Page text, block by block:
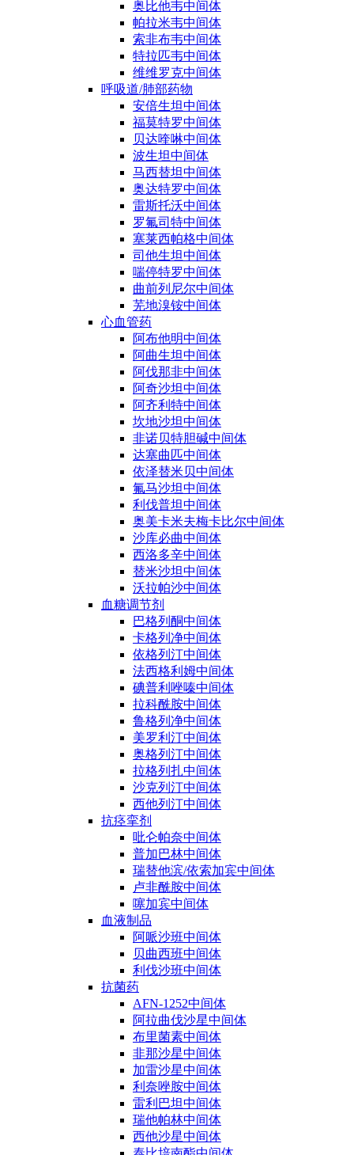
奥比他韦中间体
帕拉米韦中间体
索非布韦中间体
特拉匹韦中间体
维维罗克中间体
呼吸道/肺部药物
安倍生坦中间体
福莫特罗中间体
贝达喹啉中间体
波生坦中间体
马西替坦中间体
奥达特罗中间体
雷斯托沃中间体
罗氟司特中间体
塞莱西帕格中间体
司他生坦中间体
喘停特罗中间体
曲前列尼尔中间体
芜地溴铵中间体
心血管药
阿布他明中间体
阿曲生坦中间体
阿伐那非中间体
阿奇沙坦中间体
阿齐利特中间体
坎地沙坦中间体
非诺贝特胆碱中间体
达塞曲匹中间体
依泽替米贝中间体
氟马沙坦中间体
利伐普坦中间体
奥美卡米夫梅卡比尔中间体
沙库必曲中间体
西洛多辛中间体
替米沙坦中间体
沃拉帕沙中间体
血糖调节剂
巴格列酮中间体
卡格列净中间体
依格列汀中间体
法西格利姆中间体
碘普利唑嗪中间体
拉科酰胺中间体
鲁格列净中间体
美罗利汀中间体
奥格列汀中间体
拉格列扎中间体
沙克列汀中间体
西他列汀中间体
抗痉挛剂
吡仑帕奈中间体
普加巴林中间体
瑞替他滨/依索加宾中间体
卢非酰胺中间体
噻加宾中间体
血液制品
阿哌沙班中间体
贝曲西班中间体
利伐沙班中间体
抗菌药
AFN-1252中间体
阿拉曲伐沙星中间体
布里菌素中间体
非那沙星中间体
加雷沙星中间体
利奈唑胺中间体
雷利巴坦中间体
瑞他帕林中间体
西他沙星中间体